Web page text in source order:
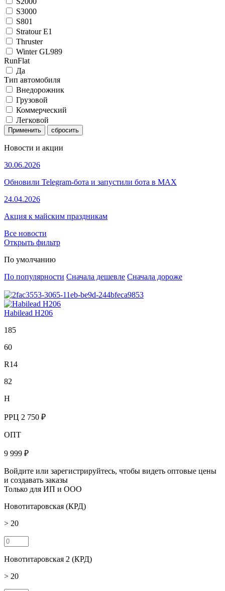
S3000
S801
Stratour E1
Thruster
Winter GL989
RunFlat
Да
Тип автомобиля
Внедорожник
Грузовой
Коммерческий
Легковой
Применить
Новости и акции
30.06.2026
Обновили Telegram-бота и запустили бота в MAX
24.04.2026
Акция к майским праздникам
Все новости
Открыть фильтр
По умолчанию
По популярности Сначала дешевле Сначала дороже
Habilead H206
185
60
R14
82
H
РРЦ 2 750 ₽
ОПТ
9 999 ₽
Войдите или зарегистрируйтесь, чтобы видеть оптовые цены
и создавать заказы
Только для ИП и ООО
Новотитаровская (КРД)
> 20
Новотитаровская 2 (КРД)
> 20